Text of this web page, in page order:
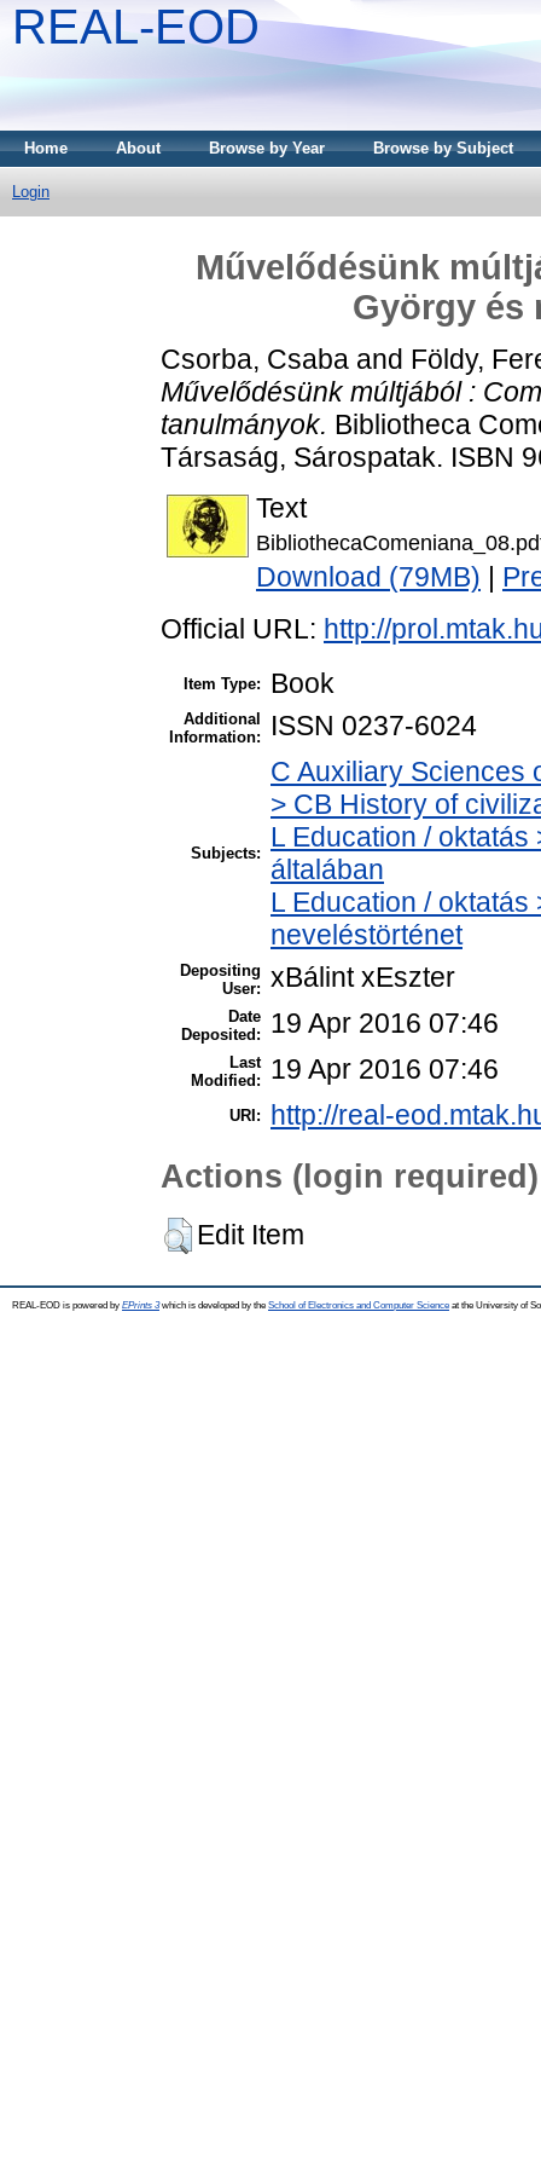
REAL-EOD
Home About Browse by Year Browse by Subject
Login
Művelődésünk
György és
Csorba, Csaba and Földy,
Művelődésünk múltjából :
tanulmányok. Bibliotheca
Társaság, Sárospatak. ISBN
Text
Download (79MB)
Official URL: http://
Item Type: Book
Additional
Information:
ISSN 0237-6024
Subjects:
C Auxiliary Sciences
> CB History of
L Education /
általában
L Education / oktatás
neveléstörténet
Depositing
User: xBálint xEszter
Date
Deposited:
19 Apr 2016 07:46
Last
Modified:
19 Apr 2016 07:46
URI: http://real-
Actions (login required)
Edit Item
REAL-EOD is powered by EPrints 3which is developed by the School of Electronics and Computer Science at the University of